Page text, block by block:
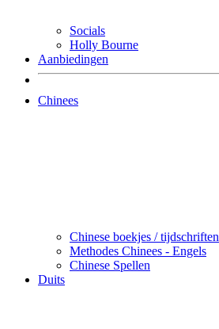
Socials
Holly Bourne
Aanbiedingen
Chinees
Chinese boekjes / tijdschriften
Methodes Chinees - Engels
Chinese Spellen
Duits